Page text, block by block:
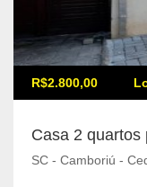
R$2.800,00
Casa 2 quartos
SC - Camboriú -